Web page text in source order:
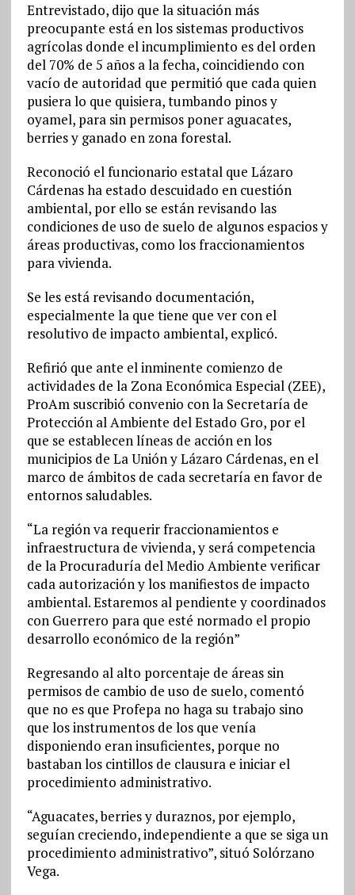
Entrevistado, dijo que la situación más
preocupante está en los sistemas productivos
agrícolas donde el incumplimiento es del orden
del 70% de 5 años a la fecha, coincidiendo con
vacío de autoridad que permitió que cada quien
pusiera lo que quisiera, tumbando pinos y
oyamel, para sin permisos poner aguacates,
berries y ganado en zona forestal.
Reconoció el funcionario estatal que Lázaro
Cárdenas ha estado descuidado en cuestión
ambiental, por ello se están revisando las
condiciones de uso de suelo de algunos espacios y
áreas productivas, como los fraccionamientos
para vivienda.
Se les está revisando documentación,
especialmente la que tiene que ver con el
resolutivo de impacto ambiental, explicó.
Refirió que ante el inminente comienzo de
actividades de la Zona Económica Especial (ZEE),
ProAm suscribió convenio con la Secretaría de
Protección al Ambiente del Estado Gro, por el
que se establecen líneas de acción en los
municipios de La Unión y Lázaro Cárdenas, en el
marco de ámbitos de cada secretaría en favor de
entornos saludables.
“La región va requerir fraccionamientos e
infraestructura de vivienda, y será competencia
de la Procuraduría del Medio Ambiente verificar
cada autorización y los manifiestos de impacto
ambiental. Estaremos al pendiente y coordinados
con Guerrero para que esté normado el propio
desarrollo económico de la región”
Regresando al alto porcentaje de áreas sin
permisos de cambio de uso de suelo, comentó
que no es que Profepa no haga su trabajo sino
que los instrumentos de los que venía
disponiendo eran insuficientes, porque no
bastaban los cintillos de clausura e iniciar el
procedimiento administrativo.
“Aguacates, berries y duraznos, por ejemplo,
seguían creciendo, independiente a que se siga un
procedimiento administrativo”, situó Solórzano
Vega.